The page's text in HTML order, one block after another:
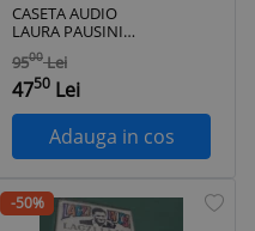
CASETA AUDIO
LAURA PAUSINI
ORIGINALA FOARTE
RARA !!!
9500 Lei
4750 Lei
Adauga in cos
-50%